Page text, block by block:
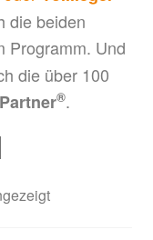
die beiden
Programm. Und
die über 100
®.